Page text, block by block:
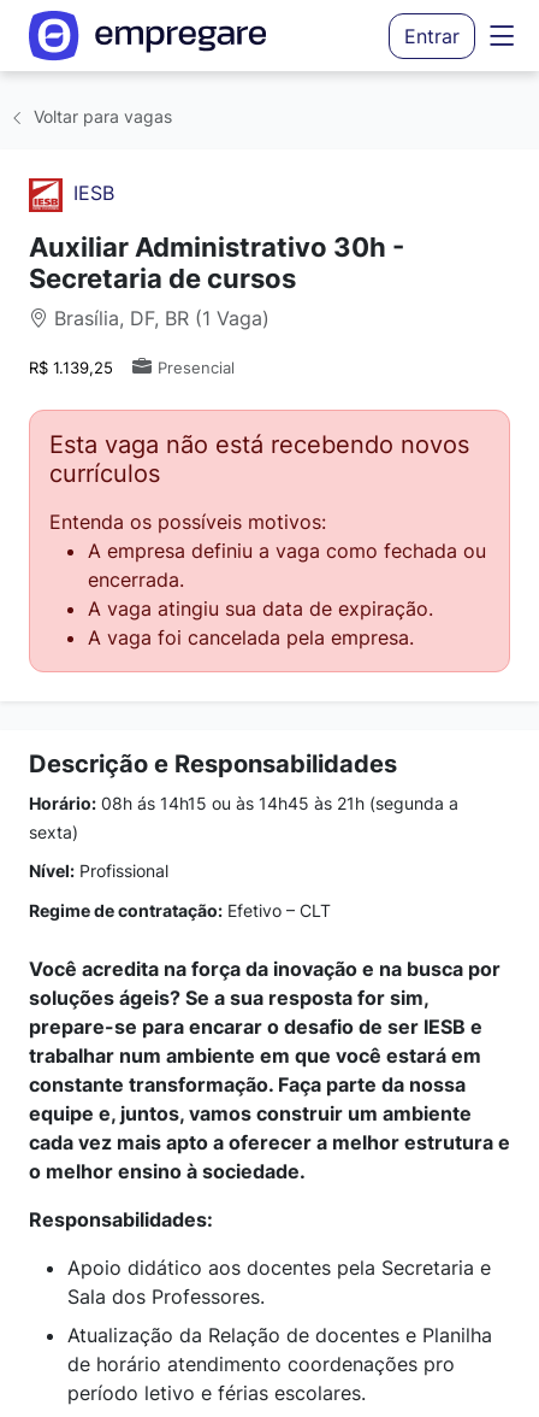
Entrar
Voltar para vagas
IESB
Auxiliar Administrativo 30h -
Secretaria de cursos
Brasília, DF, BR (1 Vaga)
R$ 1.139,25 Presencial
Esta vaga não está recebendo novos
currículos
Entenda os possíveis motivos:
A empresa definiu a vaga como fechada ou
encerrada.
A vaga atingiu sua data de expiração.
A vaga foi cancelada pela empresa.
Descrição e Responsabilidades
Horário: 08h ás 14h15 ou às 14h45 às 21h (segunda a
sexta)
Nível: Profissional
Regime de contratação: Efetivo – CLT
Você acredita na força da inovação e na busca por
soluções ágeis? Se a sua resposta for sim,
prepare-se para encarar o desafio de ser IESB e
trabalhar num ambiente em que você estará em
constante transformação. Faça parte da nossa
equipe e, juntos, vamos construir um ambiente
cada vez mais apto a oferecer a melhor estrutura e
o melhor ensino à sociedade.
Responsabilidades:
Apoio didático aos docentes pela Secretaria e
Sala dos Professores.
Atualização da Relação de docentes e Planilha
de horário atendimento coordenações pro
período letivo e férias escolares.